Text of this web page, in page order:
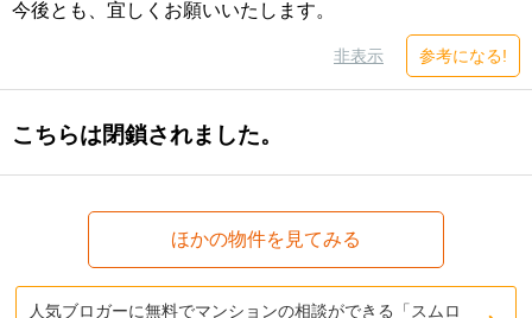
今後とも、宜しくお願いいたします。
非表示 参考になる!
こちらは閉鎖されました。
ほかの物件を見てみる
人気ブロガーに無料でマンションの相談ができる「スムロ